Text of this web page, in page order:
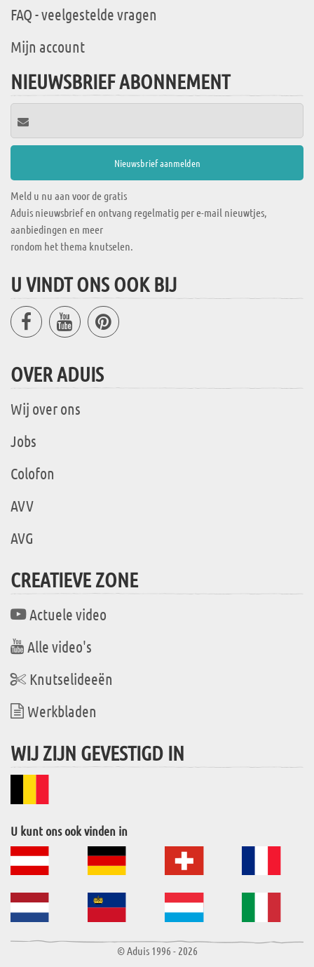
FAQ - veelgestelde vragen
Mijn account
NIEUWSBRIEF ABONNEMENT
Meld u nu aan voor de gratis
Aduis nieuwsbrief en ontvang regelmatig per e-mail nieuwtjes,
aanbiedingen en meer
rondom het thema knutselen.
U VINDT ONS OOK BIJ
OVER ADUIS
Wij over ons
Jobs
Colofon
AVV
AVG
CREATIEVE ZONE
Actuele video
Alle video's
Knutselideeën
Werkbladen
WIJ ZIJN GEVESTIGD IN
U kunt ons ook vinden in
© Aduis 1996 - 2026